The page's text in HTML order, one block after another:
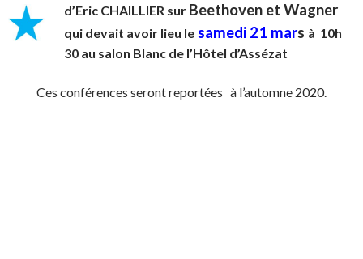
d’Eric CHAILLIER sur Beethoven et Wagner
qui devait avoir lieu le samedi 21 mars à 10h
30 au salon Blanc de l’Hôtel d’Assézat
Ces conférences seront reportées à l’automne 2020.